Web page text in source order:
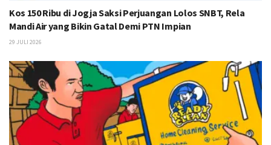
Kos 150 Ribu di Jogja Saksi Perjuangan Lolos SNBT, Rela
Mandi Air yang Bikin Gatal Demi PTN Impian
29 JULI 2026